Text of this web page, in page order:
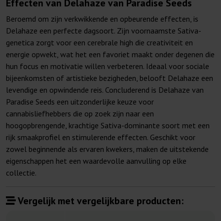
Effecten van Delahaze van Paradise Seeds
Beroemd om zijn verkwikkende en opbeurende effecten, is
Delahaze een perfecte dagsoort. Zijn voornaamste Sativa-
genetica zorgt voor een cerebrale high die creativiteit en
energie opwekt, wat het een favoriet maakt onder degenen die
hun focus en motivatie willen verbeteren. Ideaal voor sociale
bijeenkomsten of artistieke bezigheden, belooft Delahaze een
levendige en opwindende reis. Concluderend is Delahaze van
Paradise Seeds een uitzonderlijke keuze voor
cannabisliefhebbers die op zoek zijn naar een
hoogopbrengende, krachtige Sativa-dominante soort met een
rijk smaakprofiel en stimulerende effecten. Geschikt voor
zowel beginnende als ervaren kwekers, maken de uitstekende
eigenschappen het een waardevolle aanvulling op elke
collectie.
Vergelijk met vergelijkbare producten: